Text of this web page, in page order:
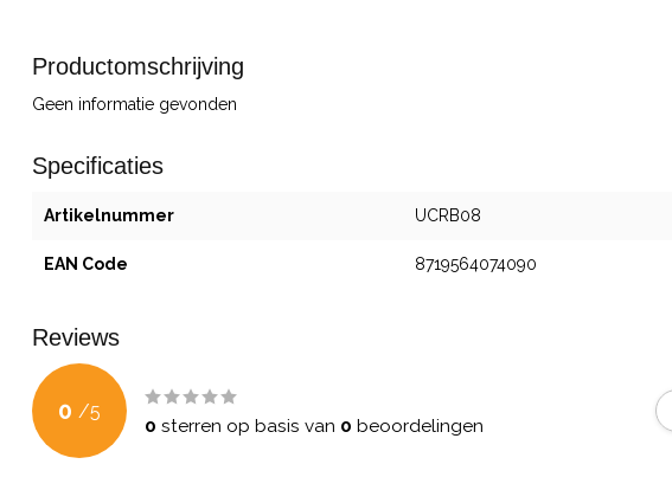
Productomschrijving
Geen informatie gevonden
Specificaties
Artikelnummer UCRB08
EAN Code 8719564074090
Reviews
0 /5
0 sterren op basis van 0 beoordelingen